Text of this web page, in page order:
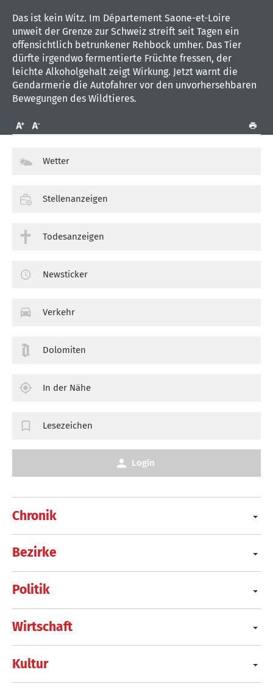
Das ist kein Witz. Im Département Saone-et-Loire
unweit der Grenze zur Schweiz streift seit Tagen ein
offensichtlich betrunkener Rehbock umher. Das Tier
dürfte irgendwo fermentierte Früchte fressen, der
leichte Alkoholgehalt zeigt Wirkung. Jetzt warnt die
Gendarmerie die Autofahrer vor den unvorhersehbaren
Bewegungen des Wildtieres.
Chronik
Bezirke
Politik
Wirtschaft
Kultur
Wetter
Stellenanzeigen
Todesanzeigen
Newsticker
Verkehr
Dolomiten
In der Nähe
Lesezeichen
Login